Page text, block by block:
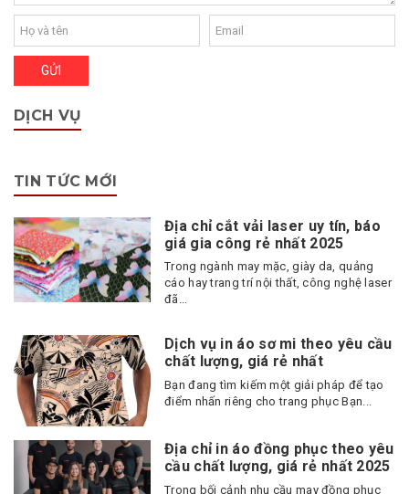
DỊCH VỤ
TIN TỨC MỚI
Địa chỉ cắt vải laser uy tín, báo
giá gia công rẻ nhất 2025
Trong ngành may mặc, giày da, quảng
cáo hay trang trí nội thất, công nghệ laser
đã...
Dịch vụ in áo sơ mi theo yêu cầu
chất lượng, giá rẻ nhất
Bạn đang tìm kiếm một giải pháp để tạo
điểm nhấn riêng cho trang phục Bạn...
Địa chỉ in áo đồng phục theo yêu
cầu chất lượng, giá rẻ nhất 2025
Trong bối cảnh nhu cầu may đồng phục